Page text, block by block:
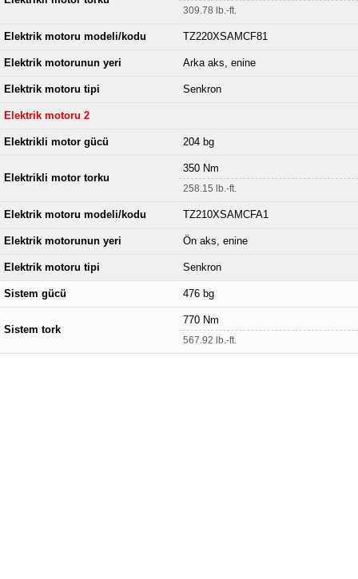
309.78 lb.-ft.
Elektrik motoru modeli/kodu TZ220XSAMCF81
Elektrik motorunun yeri Arka aks, enine
Elektrik motoru tipi Senkron
Elektrik motoru 2
Elektrikli motor gücü 204 bg
Elektrikli motor torku
350 Nm
258.15 lb.-ft.
Elektrik motoru modeli/kodu TZ210XSAMCFA1
Elektrik motorunun yeri Ön aks, enine
Elektrik motoru tipi Senkron
Sistem gücü 476 bg
Sistem tork
770 Nm
567.92 lb.-ft.